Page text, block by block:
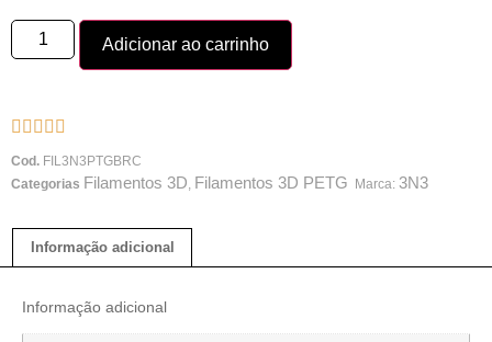
    
Cod. FIL3N3PTGBRC
Categorias Filamentos 3D, Filamentos 3D PETG Marca: 3N3
Adicionar ao carrinho
Informação adicional
Informação adicional